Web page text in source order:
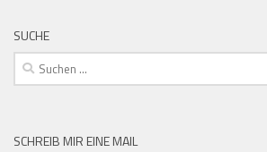
SUCHE
Suchen
nach:
SCHREIB MIR EINE MAIL